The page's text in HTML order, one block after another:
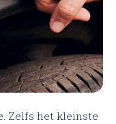
Zelfs het kleinste